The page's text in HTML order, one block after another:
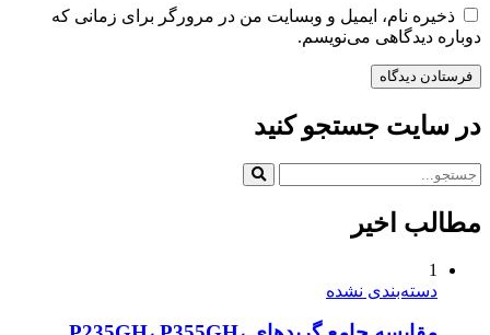
ذخیره نام، ایمیل و وبسایت من در مرورگر برای زمانی که
دوباره دیدگاهی می‌نویسم.
در سایت جستجو کنید
مطالب اخیر
1
دسته‌بندی نشده